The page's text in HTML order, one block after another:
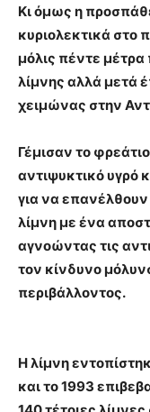
Κι όμως η
κυριολεκτικά στο
μόλις πέντε
λίμνης αλλά μετά
χειμώνας στην
Γέμισαν το
αντιψυκτικό υγρό
για να
λίμνη με ένα
αγνοώντας τις
τον κίνδυνο
περιβάλλοντος.
Η λίμνη
και το 1993